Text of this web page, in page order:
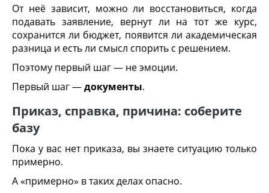
От неё зависит, можно ли восстановиться, когда
подавать заявление, вернут ли на тот же курс,
сохранится ли бюджет, появится ли академическая
разница и есть ли смысл спорить с решением.
Поэтому первый шаг — не эмоции.
Первый шаг —документы.
Приказ, справка, причина: соберите
базу
Пока у вас нет приказа, вы знаете ситуацию только
примерно.
А «примерно» в таких делах опасно.